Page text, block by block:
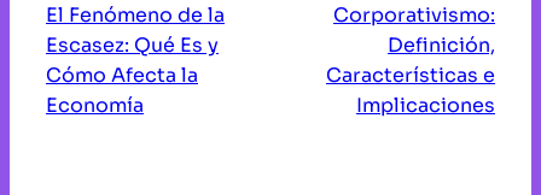
El Fenómeno de la
Escasez: Qué Es y
Cómo Afecta la
Economía
Corporativismo:
Definición,
Características e
Implicaciones